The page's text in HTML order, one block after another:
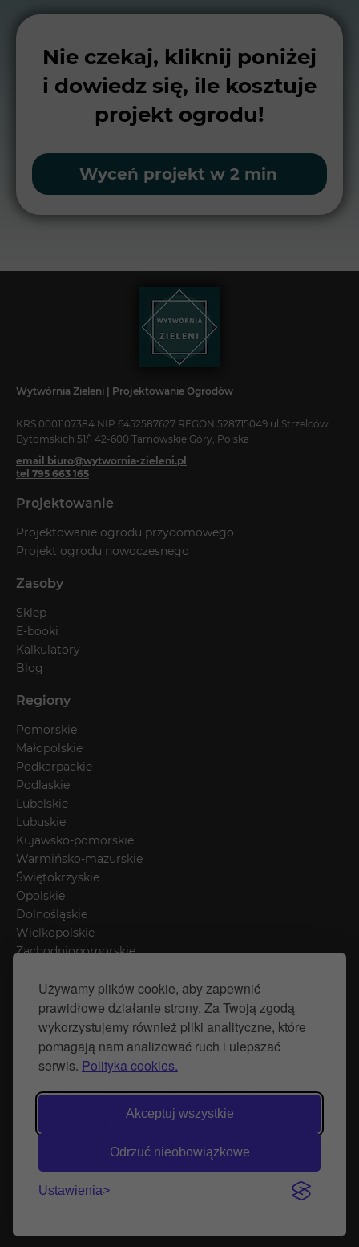
Używamy plików cookie, aby zapewnić
prawidłowe działanie strony. Za Twoją zgodą
wykorzystujemy również pliki analityczne, które
pomagają nam analizować ruch i ulepszać
serwis. Polityka cookies.
Akceptuj wszystkie
Odrzuć nieobowiązkowe
Ustawienia
Nie czekaj, kliknij poniżej
i dowiedz się, ile kosztuje
projekt ogrodu!
Wyceń projekt w 2 min
Wytwórnia Zieleni | Projektowanie Ogrodów
KRS 0001107384 NIP 6452587627 REGON 528715049 ul Strzelców
Bytomskich 51/1 42-600 Tarnowskie Góry, Polska
email biuro@wytwornia-zieleni.pl
tel 795 663 165
Projektowanie
Projektowanie ogrodu przydomowego
Projekt ogrodu nowoczesnego
Zasoby
Sklep
E-booki
Kalkulatory
Blog
Regiony
Pomorskie
Małopolskie
Podkarpackie
Podlaskie
Lubelskie
Lubuskie
Kujawsko-pomorskie
Warmińsko-mazurskie
Świętokrzyskie
Opolskie
Dolnośląskie
Wielkopolskie
Zachodniopomorskie
Mazowieckie
Śląskie
© Wytwórnia Zieleni 2026
Polityka prywatności
Polityka Cookies
Strona stworzona przez Naprawimyfirme.pl